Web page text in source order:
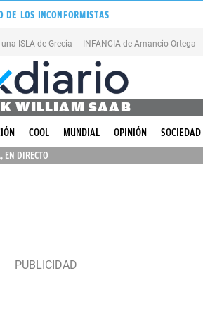
DE LOS INCONFORMISTAS
ISLA de Grecia INFANCIA de Amancio Ortega
WILLIAM SAAB
COOL MUNDIAL OPINIÓN SOCIEDAD
EN DIRECTO